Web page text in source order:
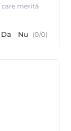
merită
Da Nu (0/0)